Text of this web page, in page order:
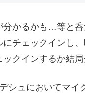
分かるかも…等と
チェックインし
クインするか結
シュにおいてマイ